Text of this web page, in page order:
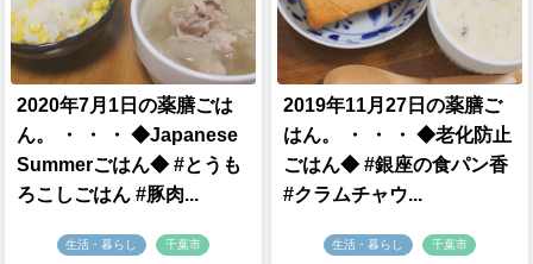
2020年7月1日の薬膳ごは
ん。 ・ ・ ・ ◆Japanese
Summerごはん◆ #とうも
ろこしごはん #豚肉...
生活・暮らし 千葉市
2019年11月27日の薬膳ご
はん。 ・ ・ ・ ◆老化防止
ごはん◆ #銀座の食パン香
#クラムチャウ...
生活・暮らし 千葉市